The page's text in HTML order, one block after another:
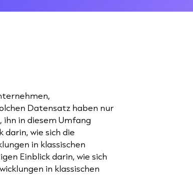
Datensatz haben nur
in diesem Umfang
wie sich die
in klassischen
Einblick darin, wie sich
in klassischen